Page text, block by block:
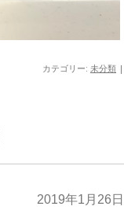
カテゴリー: 未分類 |
2019年1月26日